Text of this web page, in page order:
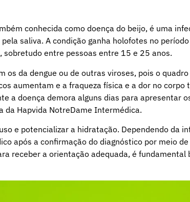
conhecida como doença do beijo, é uma
saliva. A condição ganha holofotes no
entre pessoas entre 15 e 25 anos.
os da dengue ou de outras viroses, pois o
aumentam e a fraqueza física e a dor no
a doença demora alguns dias para apresentar
da Hapvida NotreDame Intermédica.
e potencializar a hidratação. Dependendo da
após a confirmação do diagnóstico por meio
receber a orientação adequada, é